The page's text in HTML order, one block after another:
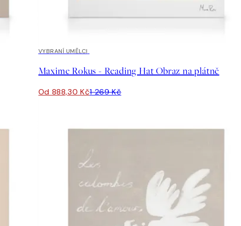
30%*
VYBRANÍ UMĚLCI
Maxime Rokus - Reading Hat Obraz na plátně
Od 888,30 Kč1 269 Kč